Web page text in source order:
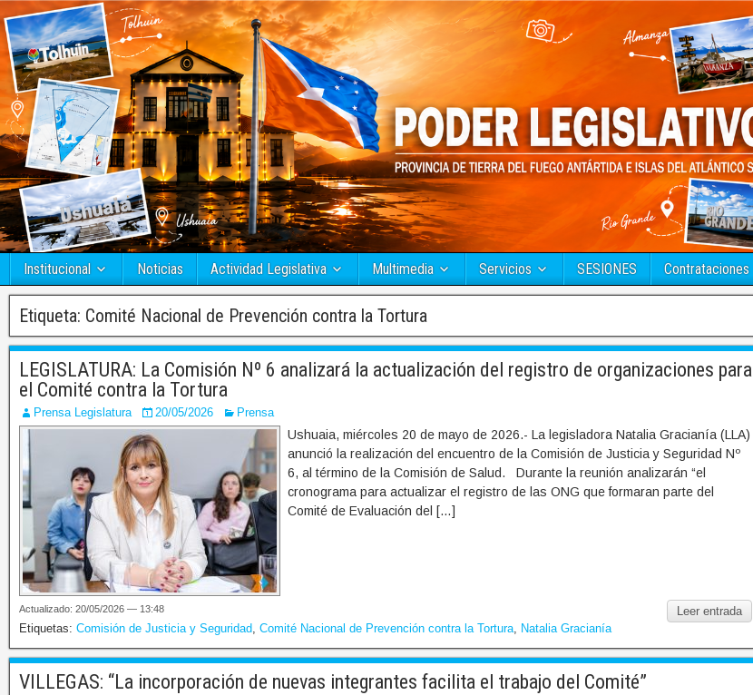
Institucional Noticias Actividad Legislativa Multimedia Servicios SESIONES Contrataciones
Etiqueta: Comité Nacional de Prevención contra la Tortura
LEGISLATURA: La Comisión Nº 6 analizará la actualización del registro de organizaciones para
el Comité contra la Tortura
Prensa Legislatura 20/05/2026 Prensa
Ushuaia, miércoles 20 de mayo de 2026.- La legisladora Natalia Gracianía (LLA)
anunció la realización del encuentro de la Comisión de Justicia y Seguridad Nº
6, al término de la Comisión de Salud. Durante la reunión analizarán “el
cronograma para actualizar el registro de las ONG que formaran parte del
Comité de Evaluación del […]
Leer entrada
Actualizado: 20/05/2026 — 13:48
Etiquetas: Comisión de Justicia y Seguridad, Comité Nacional de Prevención contra la Tortura, Natalia Gracianía
VILLEGAS: “La incorporación de nuevas integrantes facilita el trabajo del Comité”